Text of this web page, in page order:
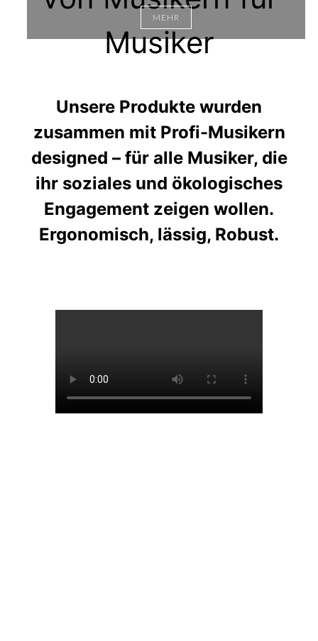
MEHR
Musiker
Unsere Produkte wurden
zusammen mit Profi-Musikern
designed – für alle Musiker, die
ihr soziales und ökologisches
Engagement zeigen wollen.
Ergonomisch, lässig, Robust.